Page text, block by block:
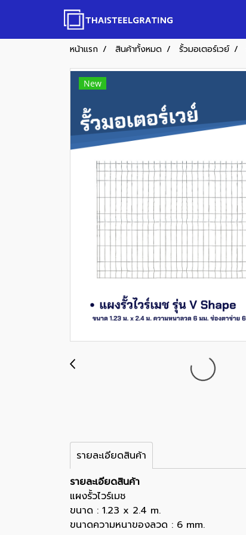
หน้าแรก สินค้าทั้งหมด รั้วมอเตอร์เวย์
New
รายละเอียดสินค้า
รายละเอียดสินค้า
แผงรั้วไวร์เมช
ขนาด : 1.23 x 2.4 m.
ขนาดความหนาของลวด : 6 mm.